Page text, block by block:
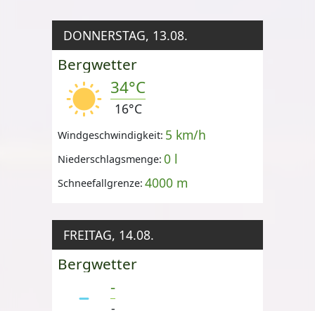
DONNERSTAG, 13.08.
Bergwetter
34°C
16°C
Windgeschwindigkeit: 5 km/h
Niederschlagsmenge: 0 l
Schneefallgrenze: 4000 m
FREITAG, 14.08.
Bergwetter
-